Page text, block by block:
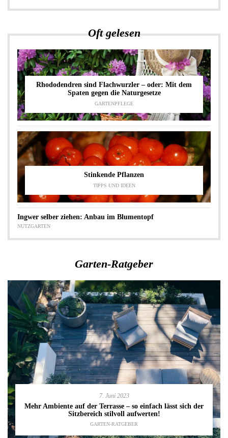
Oft gelesen
Rhododendren sind Flachwurzler – oder: Mit dem
Spaten gegen die Naturgesetze
GARTENPFLEGE
Stinkende Pflanzen
TIPPS UND IDEEN
Ingwer selber ziehen: Anbau im Blumentopf
NUTZGARTEN
Garten-Ratgeber
7. Juni 2023
Mehr Ambiente auf der Terrasse – so einfach lässt sich der
Sitzbereich stilvoll aufwerten!
GARTEN-RATGEBER